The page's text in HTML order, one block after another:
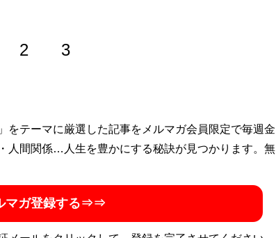
2 3
’88年９月～’09年９月までアルバイト時代から数え
刊プロレス』編集次長及び同誌携帯サイト『週刊プロ
ライターとしてプロレスに限らず音楽、演劇、映画
解説をする。酒井一圭とはマッスルのテレビ中継解説
演舞台のレビューを執筆。今回のマッスル再開時にも
をテーマに厳選した記事をメルマガ会員限定で毎週金
人間関係…人生を豊かにする秘訣が見つかります。無
マガ登録する⇒⇒